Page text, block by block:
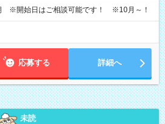
※開始日はご相談可能です！ ※10月～！
応募する 詳細へ
未読